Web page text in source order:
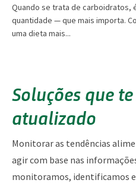
Quando se trata de carboidratos,
quantidade — que mais importa.
uma dieta mais...
Soluções que
atualizado
Monitorar as tendências
agir com base nas
monitoramos, identificamos